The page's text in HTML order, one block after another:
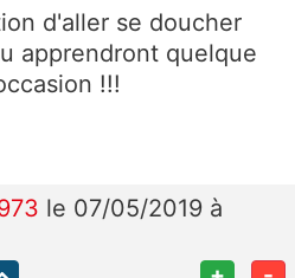
d'aller se doucher
apprendront quelque
!!!
le 07/05/2019 à